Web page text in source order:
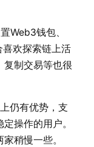
Web3钱包、
喜欢探索链上活
复制交易等也很
仍有优势，支
操作的用户。
稍慢一些。